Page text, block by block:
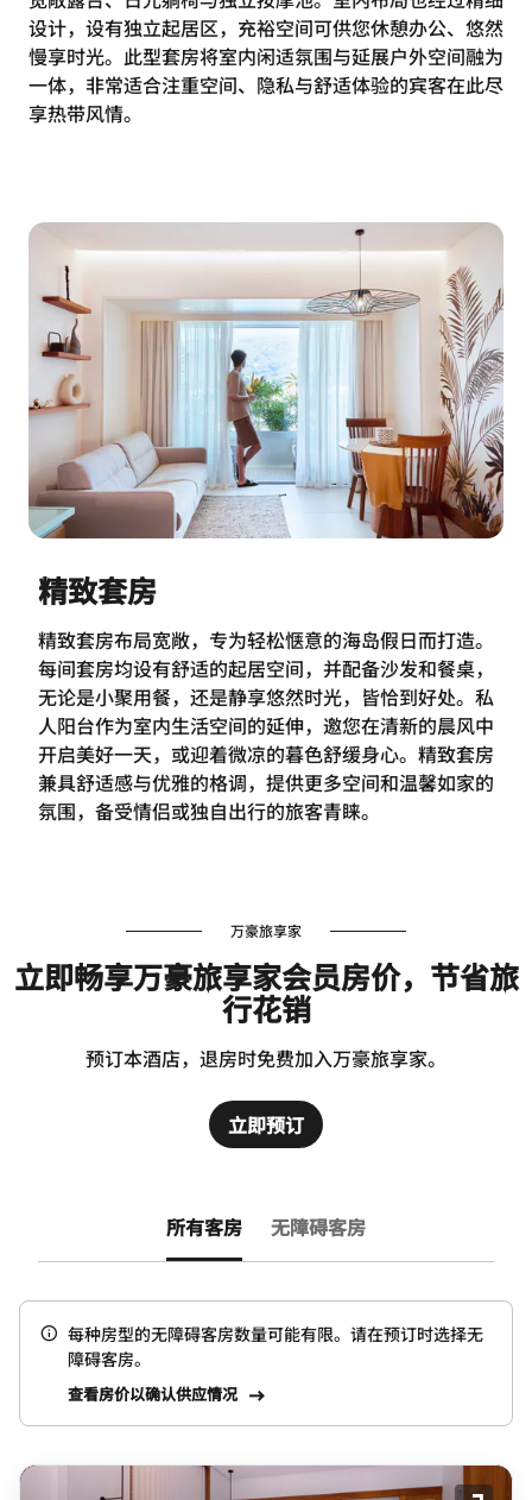
设计，设有独立起居区，充裕空间可供您休憩办公、悠然
慢享时光。此型套房将室内闲适氛围与延展户外空间融为
一体，非常适合注重空间、隐私与舒适体验的宾客在此尽
享热带风情。
精致套房
精致套房布局宽敞，专为轻松惬意的海岛假日而打造。
每间套房均设有舒适的起居空间，并配备沙发和餐桌，
无论是小聚用餐，还是静享悠然时光，皆恰到好处。私
人阳台作为室内生活空间的延伸，邀您在清新的晨风中
开启美好一天，或迎着微凉的暮色舒缓身心。精致套房
兼具舒适感与优雅的格调，提供更多空间和温馨如家的
氛围，备受情侣或独自出行的旅客青睐。
万豪旅享家
立即畅享万豪旅享家会员房价，节省旅
行花销
预订本酒店，退房时免费加入万豪旅享家。
立即预订
所有客房 无障碍客房
每种房型的无障碍客房数量可能有限。请在预订时选择无
障碍客房。
查看房价以确认供应情况